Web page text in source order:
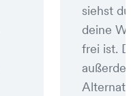
siehst
deine
frei ist.